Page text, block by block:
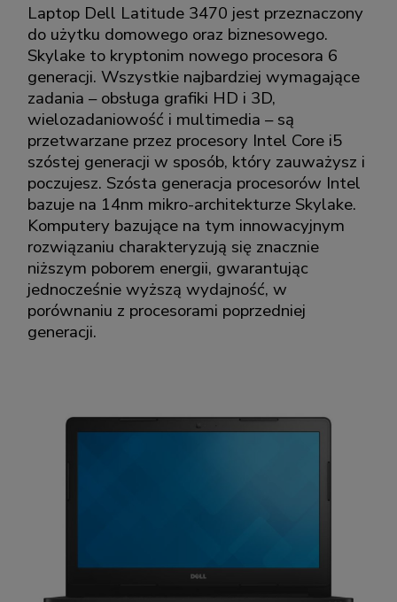
Laptop Dell Latitude 3470 jest przeznaczony
do użytku domowego oraz biznesowego.
Skylake to kryptonim nowego procesora 6
generacji. Wszystkie najbardziej wymagające
zadania – obsługa grafiki HD i 3D,
wielozadaniowość i multimedia – są
przetwarzane przez procesory Intel Core i5
szóstej generacji w sposób, który zauważysz i
poczujesz. Szósta generacja procesorów Intel
bazuje na 14nm mikro-architekturze Skylake.
Komputery bazujące na tym innowacyjnym
rozwiązaniu charakteryzują się znacznie
niższym poborem energii, gwarantując
jednocześnie wyższą wydajność, w
porównaniu z procesorami poprzedniej
generacji.